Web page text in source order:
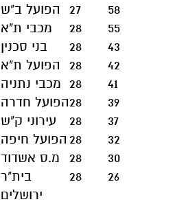
58
27 הפועל ב"ש
55
28 מכבי ת"א
43
28 בני סכנין
42
28 הפועל ת"א
41
28 מכבי נתניה
39
28הפועל חדרה
37
28 עירוני ק"ש
32
28 הפועל חיפה
30
28 מ.ס אשדוד
26
28
בית"ר
ירושלים